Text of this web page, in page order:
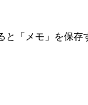
と「メモ」を保